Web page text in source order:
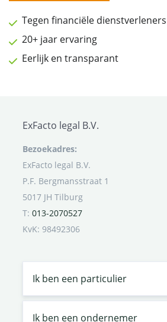
Tegen financiële dienstverleners
20+ jaar ervaring
Eerlijk en transparant
ExFacto legal B.V.
Bezoekadres:
ExFacto legal B.V.
P.F. Bergmansstraat 1
5017 JH Tilburg
T: 013-2070527
KvK: 98492306
Ik ben een particulier
Ik ben een ondernemer